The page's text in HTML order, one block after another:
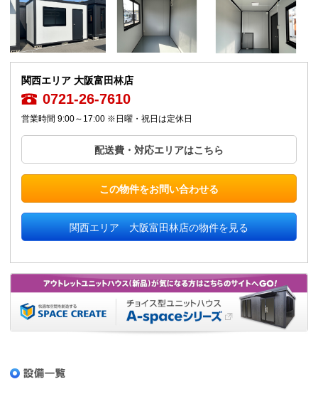
関西エリア 大阪富田林店
0721-26-7610
営業時間 9:00～17:00 ※日曜・祝日は定休日
配送費・対応エリアはこちら
この物件をお問い合わせる
関西エリア 大阪富田林店の物件を見る